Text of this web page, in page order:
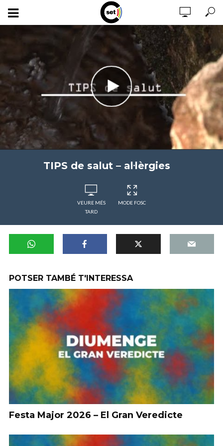
TIPS de salut – al·lèrgies
VEURE MÉS
TARD
MODE FOSC
POTSER TAMBÉ T'INTERESSA
Festa Major 2026 – El Gran Veredicte